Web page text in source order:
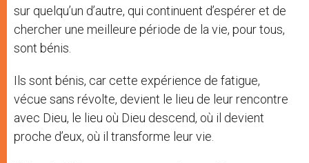
sur quelqu’un d’autre, qui continuent d’espérer et de
chercher une meilleure période de la vie, pour tous,
sont bénis.
Ils sont bénis, car cette expérience de fatigue,
vécue sans révolte, devient le lieu de leur rencontre
avec Dieu, le lieu où Dieu descend, où il devient
proche d’eux, où il transforme leur vie.